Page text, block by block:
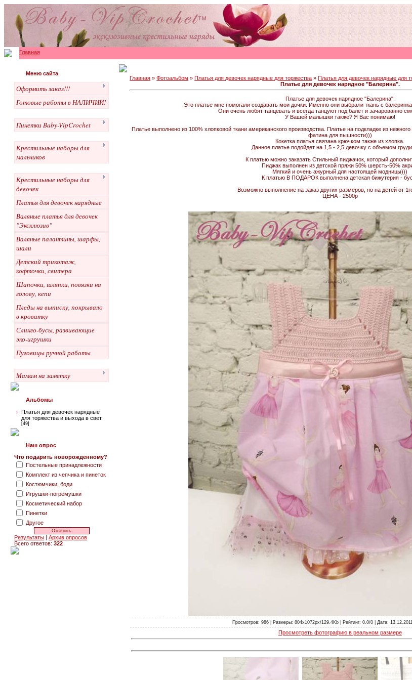
Главная
Меню сайта
Оформить заказ!!!
Готовые работы в НАЛИЧИИ!
Пинетки Baby-VipCrochet
Крестильные наборы для
мальчиков
Крестильные наборы для
девочек
Платья для девочек нарядные
Валяные платья для девочек
"Эксклюзив"
Валяные палантины, шарфы,
шали
Детский трикотаж,
кофточки, свитера
Шапочки, шляпки, повязки на
голову, кепи
Пледы на выписку, покрывало
в кроватку
Слинго-бусы, развивающие
эко-игрушки
Пуговицы ручной работы
Мамам на заметку
Альбомы
Платья для девочек нарядные
для торжества и выхода в свет
[49]
Наш опрос
Что подарить новорожденному?
Постельные принадлежности
Комплект из чепчика и пинеток
Костюмчики, боди
Игрушки-погремушки
Косметический набор
Пинетки
Другое
Результаты |Архив опросов
Всего ответов:322
Главная »Фотоальбом »Платья для девочек нарядные для торжества »Платья для девочек нарядные для
Платье для девочек нарядное "Балерина".
Платье для девочек нарядное "Балерина".
Это платье мне помогали создавать мои дочки. Именно они выбрали ткань с
Они очень любят танцевать и всегда танцуют под балет и зачарованно
У Вашей малышки также? Я Вас понимаю!
Платье выполнено из 100% хлопковой ткани американского производства. Платье на подкладке из
фатина для пышности)))
Кокетка платья связана крючком также из хлопка.
Данное платье подойдет на 1,5 - 2,5 девочку с объемом
К платью можно заказать Стильный пиджачок, который
Пиджак выполнен из детской пряжи 50% шерсть-50%
Мягкий и очень ажурный для настоящей модницы)))
К платью В ПОДАРОК выполнена детская бижутерия -
Возможно выполнение на заказ других размеров, но на детей от
ЦЕНА - 2500р
Просмотров: 986 | Размеры: 804x1072px/129.4Kb | Рейтинг: 0.0/0 | Дата:
Просмотреть фотографию в реальном размере